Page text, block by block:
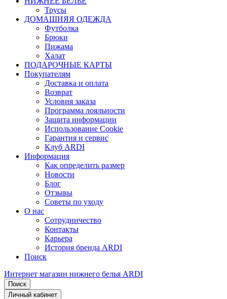
Трусы
ДОМАШНЯЯ ОДЕЖДА
Футболка
Брюки
Пижама
Халат
ПОДАРОЧНЫЕ КАРТЫ
Покупателям
Доставка и оплата
Возврат
Условия заказа
Программа лояльности
Защита информации
Использование Cookie
Гарантия и сервис
Клуб ARDI
Информация
Как определить размер
Новости
Блог
Отзывы
Советы по уходу
О нас
Сотрудничество
Контакты
Карьера
История бренда ARDI
Поиск
Интернет магазин нижнего белья ARDI
Поиск
Личный кабинет